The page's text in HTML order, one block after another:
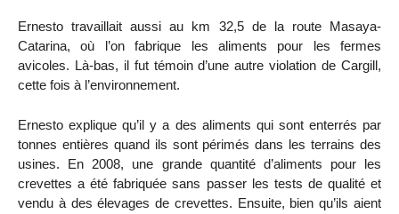
Ernesto travaillait aussi au km 32,5 de la route Masaya-
Catarina, où l’on fabrique les aliments pour les fermes
avicoles. Là-bas, il fut témoin d’une autre violation de Cargill,
cette fois à l’environnement.
Ernesto explique qu’il y a des aliments qui sont enterrés par
tonnes entières quand ils sont périmés dans les terrains des
usines. En 2008, une grande quantité d’aliments pour les
crevettes a été fabriquée sans passer les tests de qualité et
vendu à des élevages de crevettes. Ensuite, bien qu’ils aient